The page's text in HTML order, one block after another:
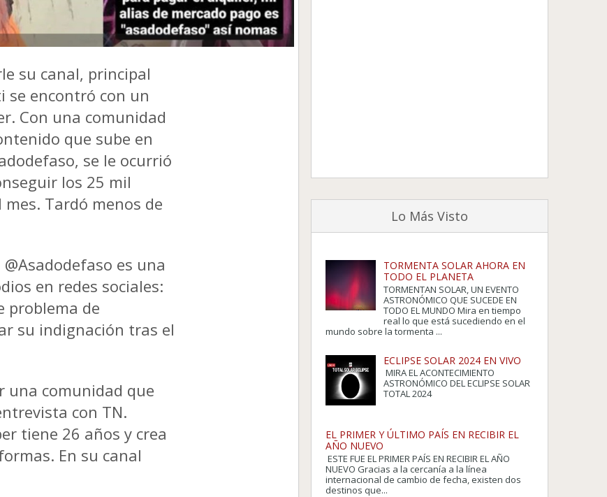
su canal, principal
se encontró con un
. Con una comunidad
que sube en
se le ocurrió
los 25 mil
mes. Tardó menos de
es una
en redes sociales:
problema de
su indignación tras el
una comunidad que
con TN.
tiene 26 años y crea
En su canal
Lo Más Visto
TORMENTA SOLAR AHORA EN
TODO EL PLANETA
TORMENTAN SOLAR, UN EVENTO
ASTRONÓMICO QUE SUCEDE EN
TODO EL MUNDO Mira en tiempo
real lo que está sucediendo en el
mundo sobre la tormenta ...
ECLIPSE SOLAR 2024 EN VIVO
MIRA EL ACONTECIMIENTO
ASTRONÓMICO DEL ECLIPSE SOLAR
TOTAL 2024
EL PRIMER Y ÚLTIMO PAÍS EN RECIBIR EL
AÑO NUEVO
ESTE FUE EL PRIMER PAÍS EN RECIBIR EL AÑO
NUEVO Gracias a la cercanía a la línea
internacional de cambio de fecha, existen dos
destinos que...